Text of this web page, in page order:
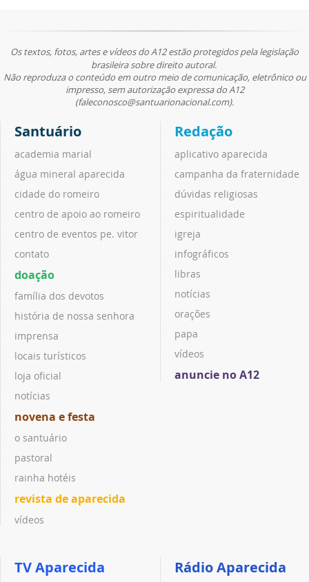
Os textos, fotos, artes e vídeos do A12 estão protegidos pela legislação
brasileira sobre direito autoral.
Não reproduza o conteúdo em outro meio de comunicação, eletrônico ou
impresso, sem autorização expressa do A12
(faleconosco@santuarionacional.com).
Santuário
academia marial
água mineral aparecida
cidade do romeiro
centro de apoio ao romeiro
centro de eventos pe. vitor
contato
doação
família dos devotos
história de nossa senhora
imprensa
locais turísticos
loja oficial
notícias
novena e festa
o santuário
pastoral
rainha hotéis
revista de aparecida
vídeos
Redação
aplicativo aparecida
campanha da fraternidade
dúvidas religiosas
espiritualidade
igreja
infográficos
libras
notícias
orações
papa
vídeos
anuncie no A12
TV Aparecida Rádio Aparecida